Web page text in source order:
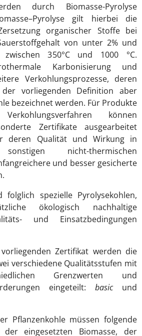
durch Biomasse-Pyrolyse
gilt hierbei die
organischer Stoffe bei
von unter 2% und
350°C und 1000 °C.
Karbonisierung und
Verkohlungsprozesse, deren
vorliegenden Definition aber
bezeichnet werden. Für Produkte
können
Zertifikate ausgearbeitet
deren Qualität und Wirkung in
nicht-thermischen
und besser gesicherte
folglich spezielle Pyrolysekohlen,
ökologisch nachhaltige
und Einsatzbedingungen
Zertifikat werden die
verschiedene Qualitätsstufen mit
Grenzwerten und
eingeteilt: basicund
Pflanzenkohle müssen folgende
der eingesetzten Biomasse, der